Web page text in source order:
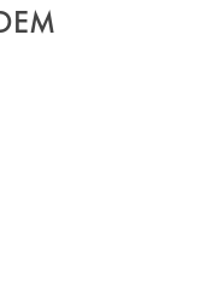
Italiano